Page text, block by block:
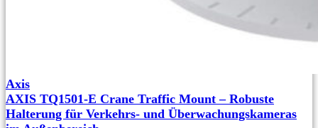
Axis
AXIS TQ1501-E Crane Traffic Mount – Robuste
Halterung für Verkehrs- und Überwachungskameras